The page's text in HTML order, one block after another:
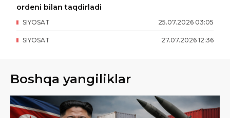
ordeni bilan taqdirladi
25.07.2026 03:05
SIYOSAT
27.07.2026 12:36
SIYOSAT
Boshqa yangiliklar